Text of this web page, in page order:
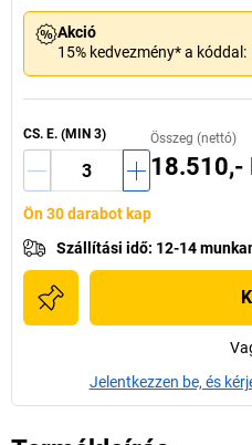
Akció
15% kedvezmény* a kóddal:
CS. E. (MIN 3) Összeg (nettó)
18.510,-
Ön 30 darabot kap
Szállítási idő: 12-14
Jelentkezzen be, és